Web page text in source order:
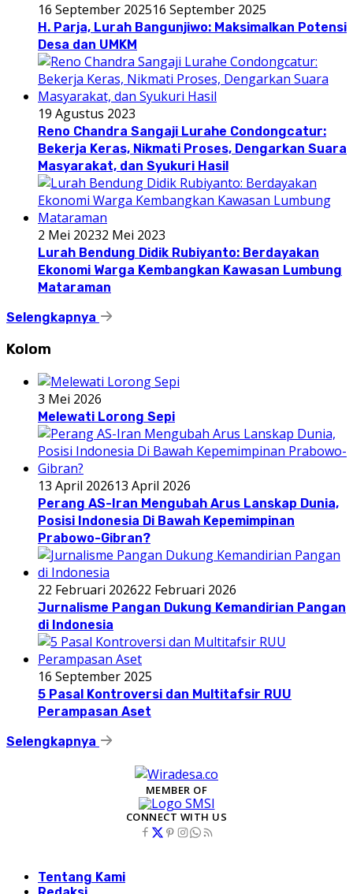
16 September 202516 September 2025
H. Parja, Lurah Bangunjiwo: Maksimalkan Potensi
Desa dan UMKM
19 Agustus 2023
Reno Chandra Sangaji Lurahe Condongcatur:
Bekerja Keras, Nikmati Proses, Dengarkan Suara
Masyarakat, dan Syukuri Hasil
2 Mei 20232 Mei 2023
Lurah Bendung Didik Rubiyanto: Berdayakan
Ekonomi Warga Kembangkan Kawasan Lumbung
Mataraman
Selengkapnya
Kolom
3 Mei 2026
Melewati Lorong Sepi
13 April 202613 April 2026
Perang AS-Iran Mengubah Arus Lanskap Dunia,
Posisi Indonesia Di Bawah Kepemimpinan
Prabowo-Gibran?
22 Februari 202622 Februari 2026
Jurnalisme Pangan Dukung Kemandirian Pangan
di Indonesia
16 September 2025
5 Pasal Kontroversi dan Multitafsir RUU
Perampasan Aset
Selengkapnya
MEMBER OF
CONNECT WITH US
Tentang Kami